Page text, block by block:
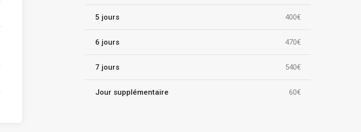
5 jours 400€
6 jours 470€
7 jours 540€
Jour supplémentaire 60€